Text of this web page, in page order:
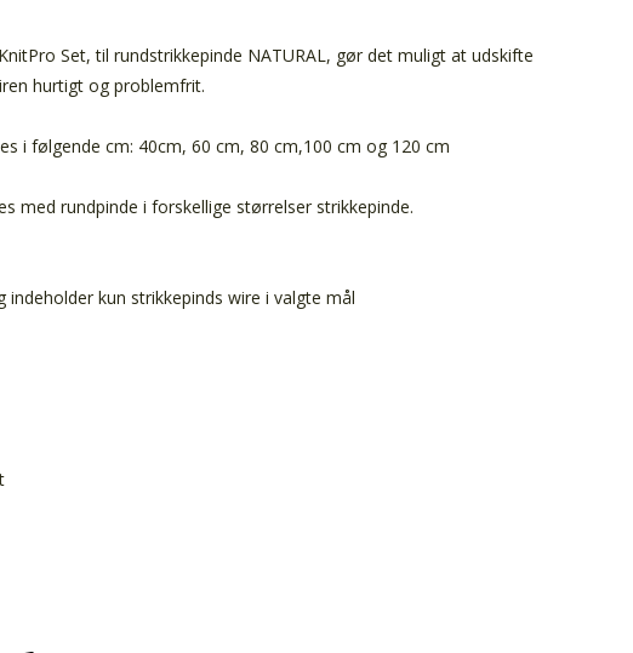
Set, til rundstrikkepinde NATURAL, gør det muligt at udskifte
hurtigt og problemfrit.
i følgende cm: 40cm, 60 cm, 80 cm,100 cm og 120 cm
med rundpinde i forskellige størrelser strikkepinde.
indeholder kun strikkepinds wire i valgte mål